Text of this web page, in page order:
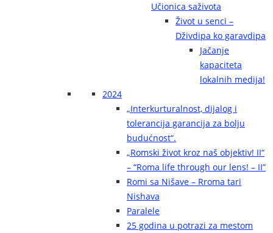
Učionica saživota
Život u senci –
Dživdipa ko garavdipa
Jačanje
kapaciteta
lokalnih medija!
2024
„Interkurturalnost, dijalog i
tolerancija garancija za bolju
budućnost“.
„Romski život kroz naš objektiv! II“
– “Roma life through our lens! – II”
Romi sa Nišave – Rroma tari
Nishava
Paralele
25 godina u potrazi za mestom